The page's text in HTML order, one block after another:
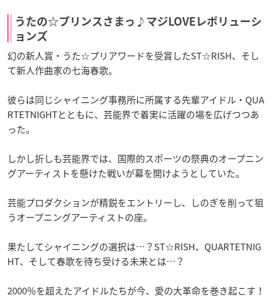
うたの☆プリンスさまっ♪マジLOVEレボリューシ
ョンズ
幻の新人賞・うた☆プリアワードを受賞したST☆RISH、そし
て新人作曲家の七海春歌。
彼らは同じシャイニング事務所に所属する先輩アイドル・QUA
RTETNIGHTとともに、芸能界で着実に活躍の場を広げつつあ
った。
しかし折しも芸能界では、国際的スポーツの祭典のオープニン
グアーティストを懸けた戦いが幕を開けようとしていた。
芸能プロダクションが精鋭をエントリーし、しのぎを削って狙
うオープニングアーティストの座。
果たしてシャイニングの選択は…？ST☆RISH、QUARTETNIG
HT、そして春歌を待ち受ける未来とは…？
2000％を超えたアイドルたちが今、愛の大革命を巻き起こす！